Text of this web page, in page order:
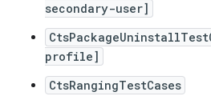
secondary-user]
profile]
CtsRangingTestCases